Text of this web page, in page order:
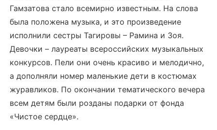
Гамзатова стало всемирно известным. На слова
была положена музыка, и это произведение
исполнили сестры Тагировы – Рамина и Зоя.
Девочки – лауреаты всероссийских музыкальных
конкурсов. Пели они очень красиво и мелодично,
а дополняли номер маленькие дети в костюмах
журавликов. По окончании тематического вечера
всем детям были розданы подарки от фонда
«Чистое сердце».